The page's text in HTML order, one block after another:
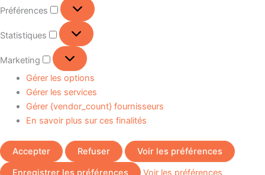
Préférences
Statistiques
Marketing
Gérer les options
Gérer les services
Gérer {vendor_count} fournisseurs
En savoir plus sur ces finalités
Accepter Refuser
Voir les préférences
Enregistrer les préférences
Voir les préférences